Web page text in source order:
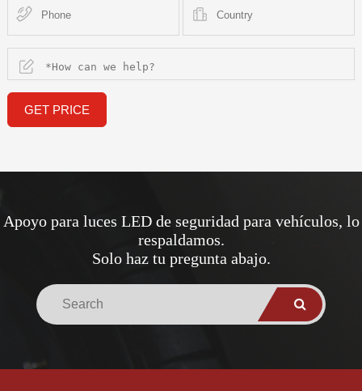
GET PRICE
Apoyo para luces LED de seguridad para vehículos, lo
respaldamos.
Solo haz tu pregunta abajo.